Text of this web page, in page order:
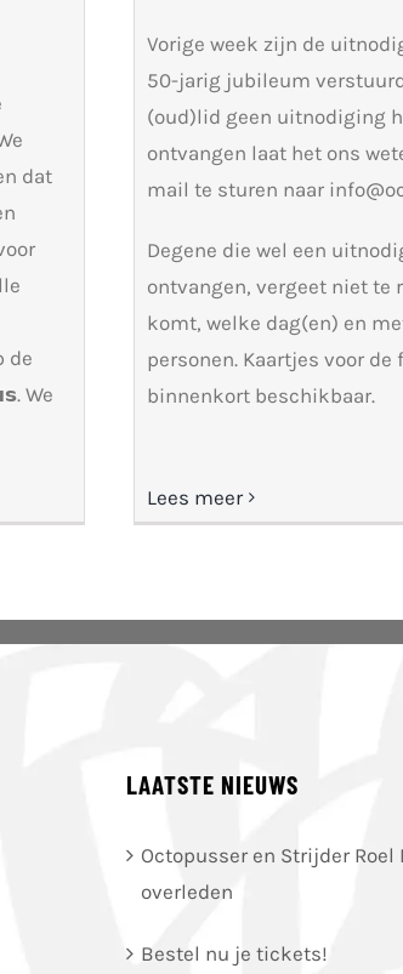
dat
de
We
Vorige week zijn de
50-jarig jubileum
(oud)lid geen uitnodiging
ontvangen laat het ons
mail te sturen naar
Degene die wel een
ontvangen, vergeet niet te
komt, welke dag(en) en
personen. Kaartjes voor de
binnenkort beschikbaar.
Lees meer
LAATSTE NIEUWS
Octopusser en Strijder Roel
overleden
Bestel nu je tickets!